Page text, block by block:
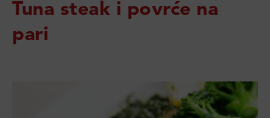
Tuna steak i povrće na
pari